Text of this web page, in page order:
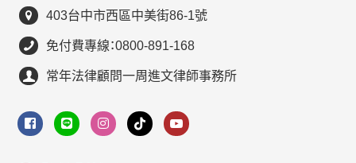
403台中市西區中美街86-1號
免付費專線：0800-891-168
常年法律顧問一周進文律師事務所